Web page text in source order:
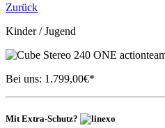
Zurück
Kinder / Jugend
Bei uns: 1.799,00€*
Mit Extra-Schutz?